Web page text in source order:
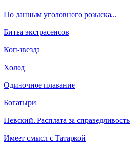
По данным уголовного розыска...
Битва экстрасенсов
Коп-звезда
Холод
Одиночное плавание
Богатыри
Невский. Расплата за справедливость
Имеет смысл с Татаркой